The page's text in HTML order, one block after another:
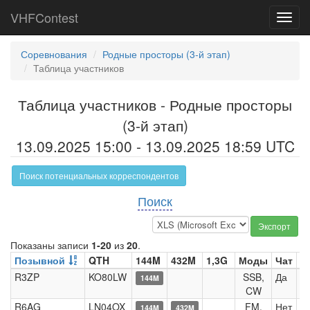
VHFContest
Соревнования
Родные просторы (3-й этап)
Таблица участников
Таблица участников - Родные просторы
(3-й этап)
13.09.2025 15:00 - 13.09.2025 18:59 UTC
Поиск потенциальных корреспондентов
Поиск
Экспорт
Показаны записи 1-20 из 20.
Позывной
QTH 144M 432M 1,3G Моды Чат
R3ZP
KO80LW 144M
SSB,
CW
Да
R6AG LN04OX 144M 432M
FM,
Нет